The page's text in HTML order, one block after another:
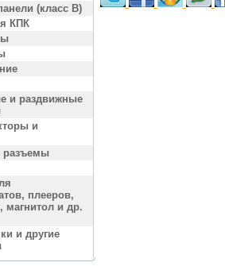
(класс B)
КПК
и раздвижные
и
разъемы
плееров,
магнитол и др.
и другие